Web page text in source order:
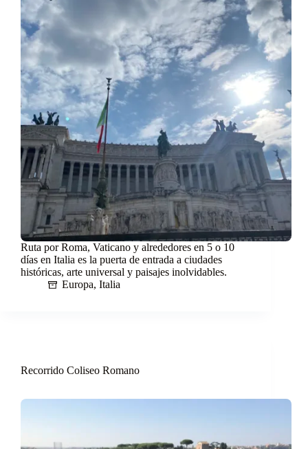
Ruta por Roma, Vaticano y alrededores en 5 o 10
días en Italia es la puerta de entrada a ciudades
históricas, arte universal y paisajes inolvidables.
Europa, Italia
Recorrido Coliseo Romano